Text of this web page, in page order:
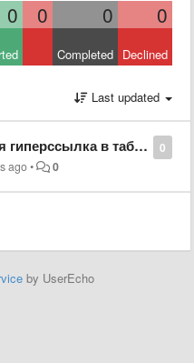
0 0 0 0
Completed Declined
Last updated
0
Эксэль при копировании
ago• 0
by UserEcho